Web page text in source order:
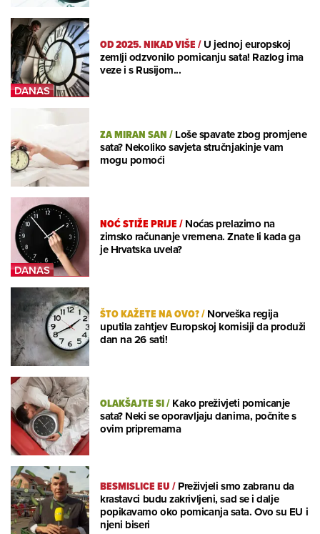
OD 2025. NIKAD VIŠE/U jednoj europskoj
zemlji odzvonilo pomicanju sata! Razlog ima
veze i s Rusijom...
ZA MIRAN SAN/Loše spavate zbog promjene
sata? Nekoliko savjeta stručnjakinje vam
mogu pomoći
NOĆ STIŽE PRIJE/Noćas prelazimo na
zimsko računanje vremena. Znate li kada ga
je Hrvatska uvela?
ŠTO KAŽETE NA OVO?/Norveška regija
uputila zahtjev Europskoj komisiji da produži
dan na 26 sati!
OLAKŠAJTE SI/Kako preživjeti pomicanje
sata? Neki se oporavljaju danima, počnite s
ovim pripremama
BESMISLICE EU/Preživjeli smo zabranu da
krastavci budu zakrivljeni, sad se i dalje
popikavamo oko pomicanja sata. Ovo su EU i
njeni biseri